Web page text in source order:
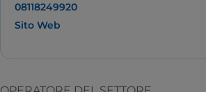
08118249920
Sito Web